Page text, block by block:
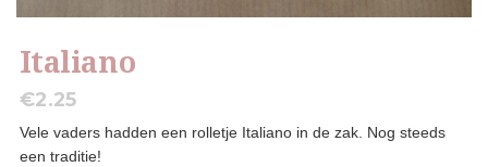
Italiano
€2.25
Vele vaders hadden een rolletje Italiano in de zak. Nog steeds
een traditie!